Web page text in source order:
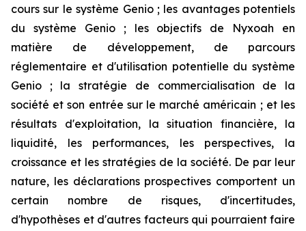
cours sur le système Genio ; les avantages potentiels
du système Genio ; les objectifs de Nyxoah en
matière de développement, de parcours
réglementaire et d'utilisation potentielle du système
Genio ; la stratégie de commercialisation de la
société et son entrée sur le marché américain ; et les
résultats d'exploitation, la situation financière, la
liquidité, les performances, les perspectives, la
croissance et les stratégies de la société. De par leur
nature, les déclarations prospectives comportent un
certain nombre de risques, d'incertitudes,
d'hypothèses et d'autres facteurs qui pourraient faire